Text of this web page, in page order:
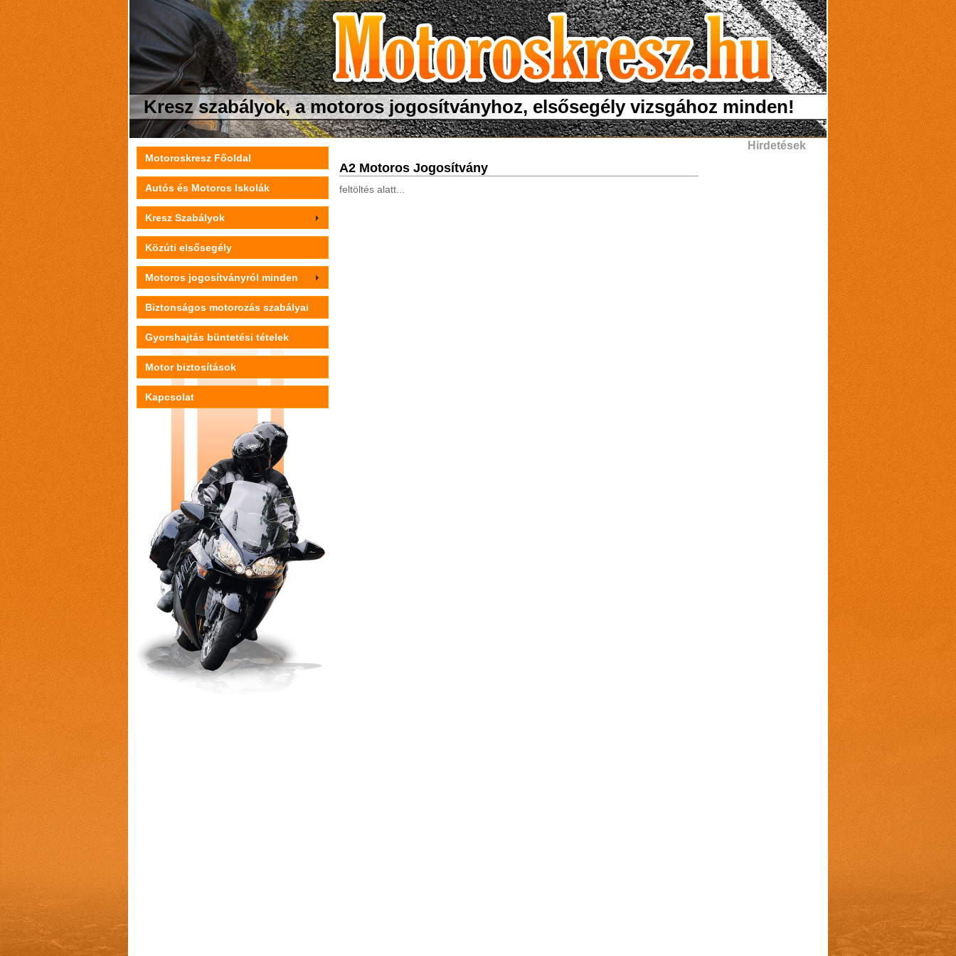
Kresz szabályok, a motoros jogosítványhoz, elsősegély vizsgához minden!
Motoroskresz Főoldal
Autós és Motoros Iskolák
Kresz Szabályok
Közúti elsősegély
Motoros jogosítványról minden
Biztonságos motorozás szabályai
Gyorshajtás büntetési tételek
Motor biztosítások
Kapcsolat
A2 Motoros Jogosítvány
feltöltés alatt...
Hirdetések